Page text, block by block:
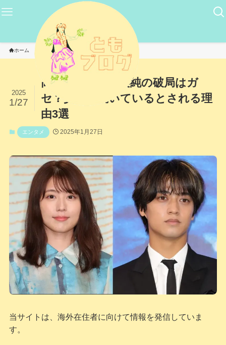
ホーム エンタメ
高橋海人と有村架純の破局はガ
セ？交際が続いているとされる理
由3選
2025
1/27
エンタメ 2025年1月27日
当サイトは、海外在住者に向けて情報を発信していま
す。